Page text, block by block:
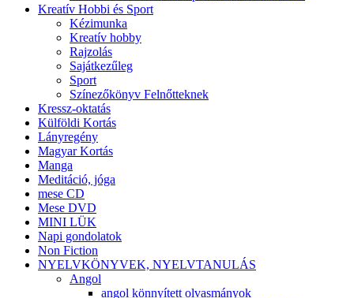
Kreatív Hobbi és Sport
Kézimunka
Kreatív hobby
Rajzolás
Sajátkezűleg
Sport
Színezőkönyv Felnőtteknek
Kressz-oktatás
Külföldi Kortás
Lányregény
Magyar Kortás
Manga
Meditáció, jóga
mese CD
Mese DVD
MINI LÜK
Napi gondolatok
Non Fiction
NYELVKÖNYVEK, NYELVTANULÁS
Angol
angol könnyített olvasmányok